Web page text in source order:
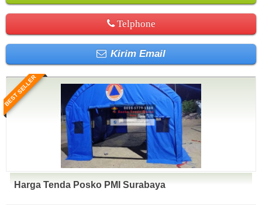
Telphone
Kirim Email
BEST SELLER
Harga Tenda Posko PMI Surabaya